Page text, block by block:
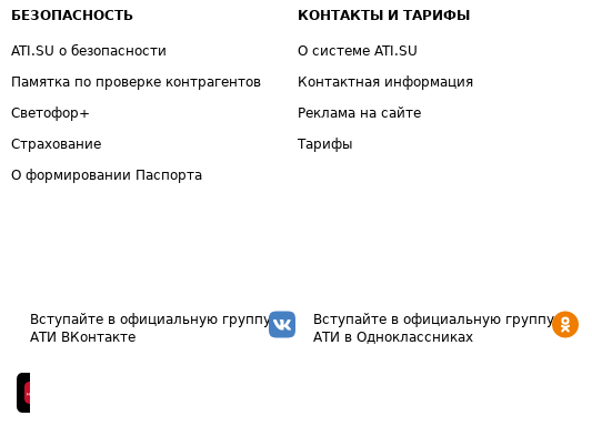
БЕЗОПАСНОСТЬ
ATI.SU о безопасности
Памятка по проверке контрагентов
Светофор+
Страхование
О формировании Паспорта
КОНТАКТЫ И ТАРИФЫ
О системе ATI.SU
Контактная информация
Реклама на сайте
Тарифы
Вступайте в официальную группу
АТИ ВКонтакте
Вступайте в официальную группу
АТИ в Одноклассниках